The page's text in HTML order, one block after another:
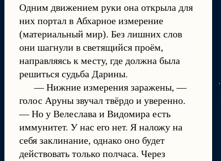
Одним движением руки она открыла для
них портал в Абхарное измерение
(материальный мир). Без лишних слов
они шагнули в светящийся проём,
направляясь к месту, где должна была
решиться судьба Дарины.
— Нижние измерения заражены, —
голос Аруны звучал твёрдо и уверенно.
— Но у Велеслава и Видомира есть
иммунитет. У нас его нет. Я наложу на
себя заклинание, однако оно будет
действовать только полчаса. Через